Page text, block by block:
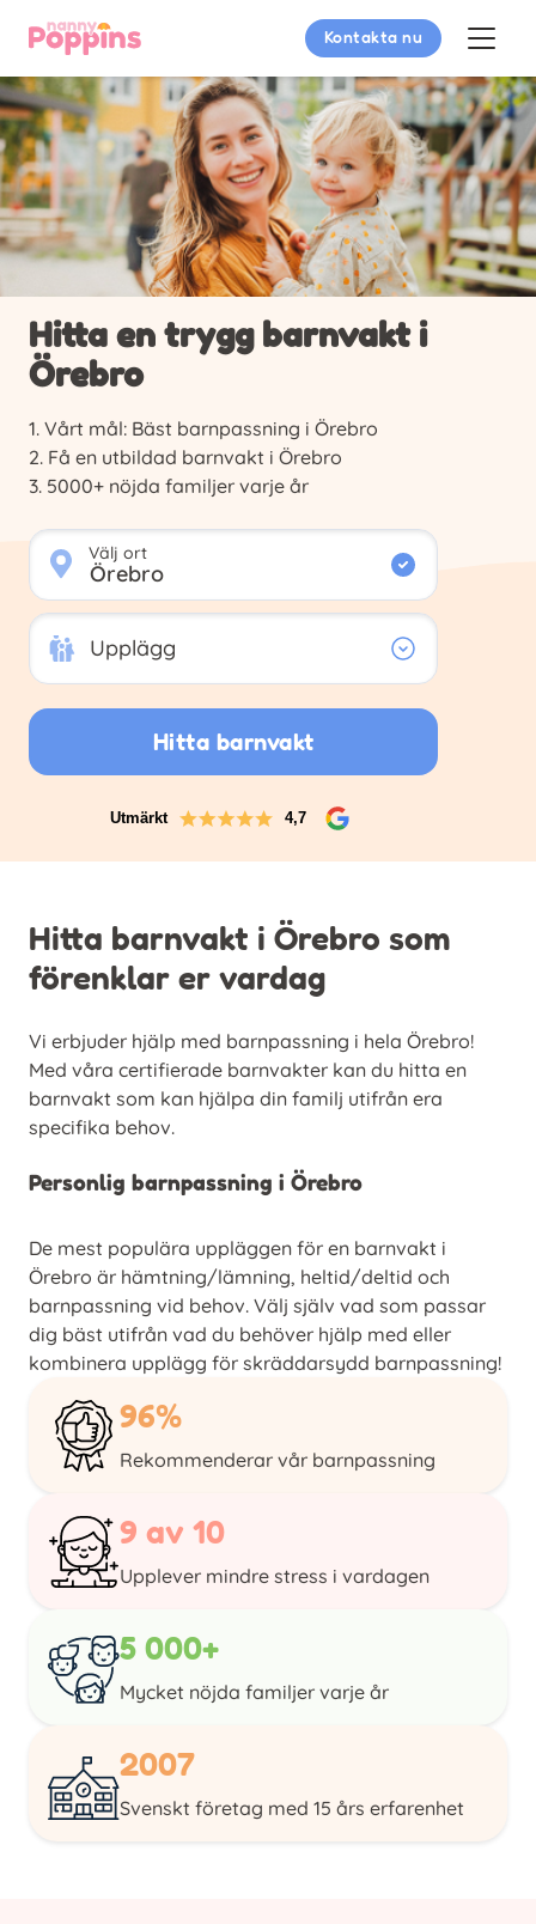
Kontakta nu
Hitta en trygg barnvakt i
Örebro
Vårt mål: Bäst barnpassning i Örebro
Få en utbildad barnvakt i Örebro
5000+ nöjda familjer varje år
Välj ort
Upplägg
Upplägg
Hitta barnvakt
Utmärkt 4,7
Hitta barnvakt i Örebro som
förenklar er vardag
Vi erbjuder hjälp med barnpassning i hela Örebro!
Med våra certifierade barnvakter kan du hitta en
barnvakt som kan hjälpa din familj utifrån era
specifika behov.
Personlig barnpassning i Örebro
De mest populära uppläggen för en barnvakt i
Örebro är hämtning/lämning, heltid/deltid och
barnpassning vid behov. Välj själv vad som passar
dig bäst utifrån vad du behöver hjälp med eller
kombinera upplägg för skräddarsydd barnpassning!
96%
Rekommenderar vår barnpassning
9 av 10
Upplever mindre stress i vardagen
5 000+
Mycket nöjda familjer varje år
2007
Svenskt företag med 15 års erfarenhet